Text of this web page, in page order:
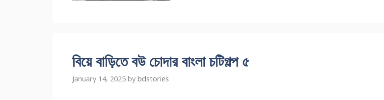
বিয়ে বাড়িতে বউ চোদার বাংলা চটিগল্প ৫
January 14, 2025 by bdstories